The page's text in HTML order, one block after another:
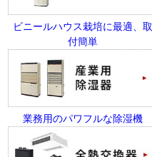
ビニールハウス栽培に最適、取
付簡単
業務用のパワフルな除湿機